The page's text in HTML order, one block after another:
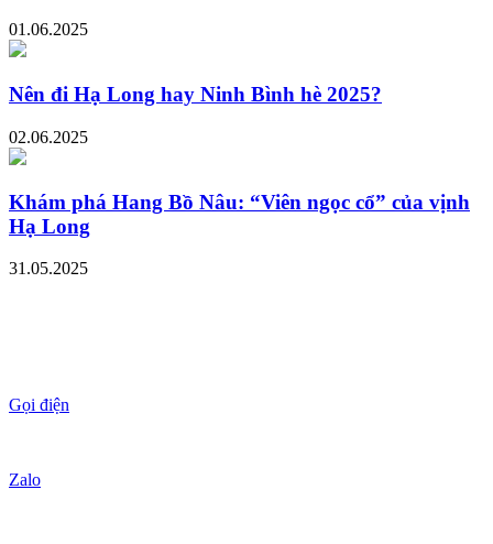
01.06.2025
Nên đi Hạ Long hay Ninh Bình hè 2025?
02.06.2025
Khám phá Hang Bồ Nâu: “Viên ngọc cổ” của vịnh
Hạ Long
31.05.2025
Gọi điện
Zalo